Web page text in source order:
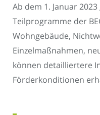
Ab dem 1. Januar
Teilprogramme der
Wohngebäude,
Einzelmaßnahmen,
können detailliertere
Förderkonditionen